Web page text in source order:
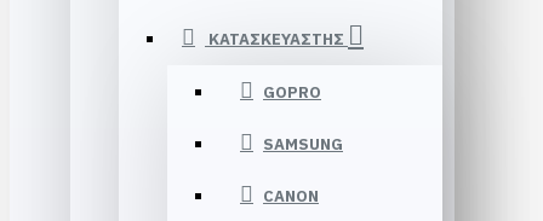
ΚΑΤΑΣΚΕΥΑΣΤΗΣ
GOPRO
SAMSUNG
CANON